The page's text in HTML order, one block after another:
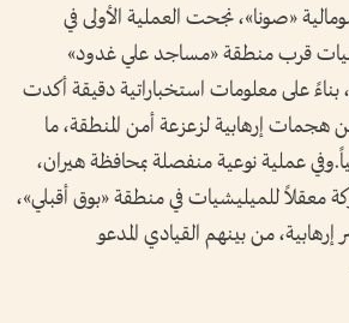
«صونا»، نجحت العملية الأولى في
قرب منطقة «مساجد علي غدود»
على معلومات استخباراتية دقيقة أكدت
إرهابية لزعزعة أمن المنطقة، ما
مقتل 23 إرهابياً.وفي عملية نوعية منفصلة بمحافظة هيران،
معقلاً للميليشيات في منطقة «بوق أقبلي»،
مقتل 6 عناصر إرهابية، من بينهم القيادي المدعو